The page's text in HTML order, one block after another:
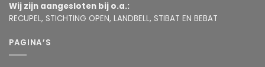
Wij zijn aangesloten bij o.a.:
RECUPEL, STICHTING OPEN, LANDBELL, STIBAT EN BEBAT
PAGINA’S